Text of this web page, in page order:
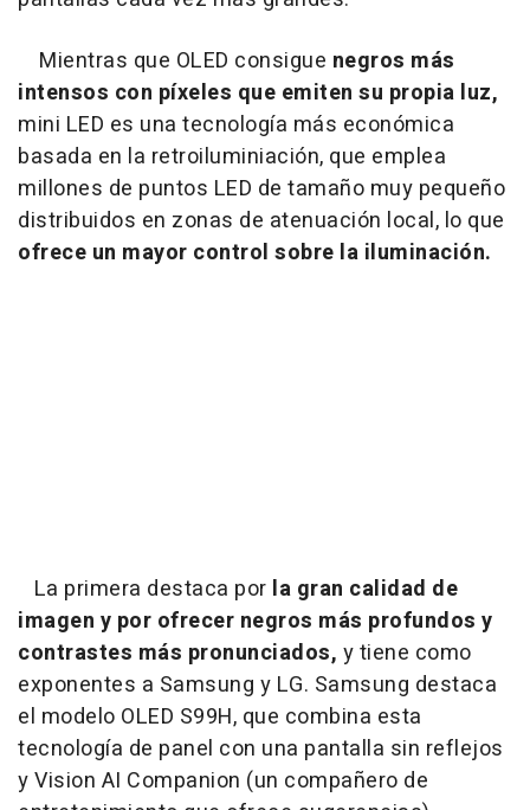
Mientras que OLED consigue negros más
intensos con píxeles que emiten su propia luz,
mini LED es una tecnología más económica
basada en la retroiluminiación, que emplea
millones de puntos LED de tamaño muy pequeño
distribuidos en zonas de atenuación local, lo que
ofrece un mayor control sobre la iluminación.
La primera destaca por la gran calidad de
imagen y por ofrecer negros más profundos y
contrastes más pronunciados, y tiene como
exponentes a Samsung y LG. Samsung destaca
el modelo OLED S99H, que combina esta
tecnología de panel con una pantalla sin reflejos
y Vision AI Companion (un compañero de